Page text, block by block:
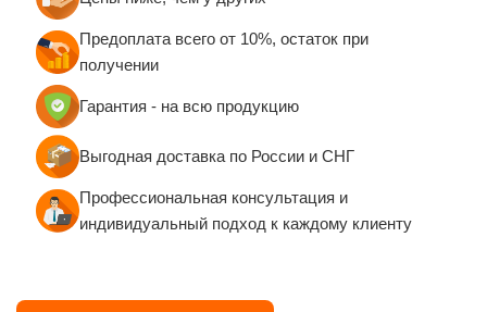
Предоплата всего от 10%, остаток при
получении
Гарантия - на всю продукцию
Выгодная доставка по России и СНГ
Профессиональная консультация и
индивидуальный подход к каждому клиенту